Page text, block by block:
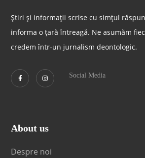
Știri și informații scrise cu simțul
informa o țară întreagă. Ne asumăm
credem într-un jurnalism deontologic.
Social Media
About us
Despre noi